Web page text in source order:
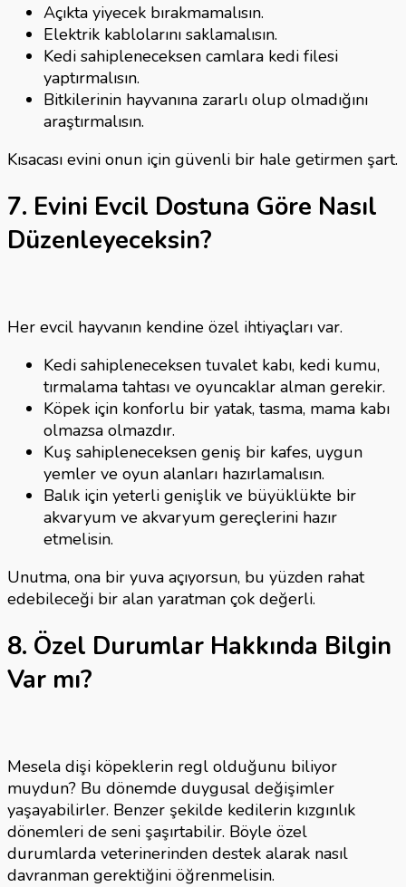
Açıkta yiyecek bırakmamalısın.
Elektrik kablolarını saklamalısın.
Kedi sahipleneceksen camlara kedi filesi
yaptırmalısın.
Bitkilerinin hayvanına zararlı olup olmadığını
araştırmalısın.
Kısacası evini onun için güvenli bir hale getirmen şart.
7. Evini Evcil Dostuna Göre Nasıl
Düzenleyeceksin?
Her evcil hayvanın kendine özel ihtiyaçları var.
Kedi sahipleneceksen tuvalet kabı, kedi kumu,
tırmalama tahtası ve oyuncaklar alman gerekir.
Köpek için konforlu bir yatak, tasma, mama kabı
olmazsa olmazdır.
Kuş sahipleneceksen geniş bir kafes, uygun
yemler ve oyun alanları hazırlamalısın.
Balık için yeterli genişlik ve büyüklükte bir
akvaryum ve akvaryum gereçlerini hazır
etmelisin.
Unutma, ona bir yuva açıyorsun, bu yüzden rahat
edebileceği bir alan yaratman çok değerli.
8. Özel Durumlar Hakkında Bilgin
Var mı?
Mesela dişi köpeklerin regl olduğunu biliyor
muydun? Bu dönemde duygusal değişimler
yaşayabilirler. Benzer şekilde kedilerin kızgınlık
dönemleri de seni şaşırtabilir. Böyle özel
durumlarda veterinerinden destek alarak nasıl
davranman gerektiğini öğrenmelisin.